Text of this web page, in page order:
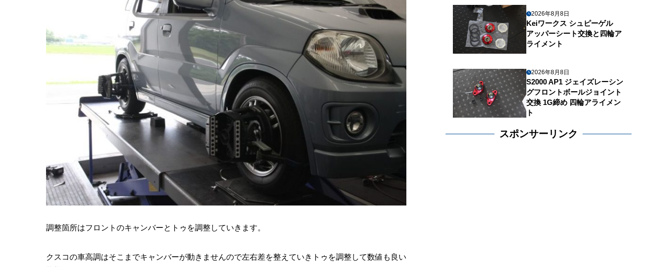
調整箇所はフロントのキャンバーとトゥを調整していきます。
クスコの車高調はそこまでキャンバーが動きませんので左右差を整えていきトゥを調整して数値も良い
2026年8月8日
Keiワークス シュピーゲル
アッパーシート交換と四輪ア
ライメント
2026年8月8日
S2000 AP1 ジェイズレーシン
グフロントボールジョイント
交換 1G締め 四輪アライメン
ト
スポンサーリンク